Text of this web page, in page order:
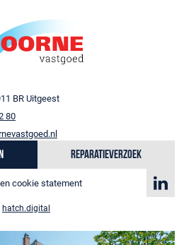
BR Uitgeest
80
Reparatieverzoek
cookie statement
hatch.digital